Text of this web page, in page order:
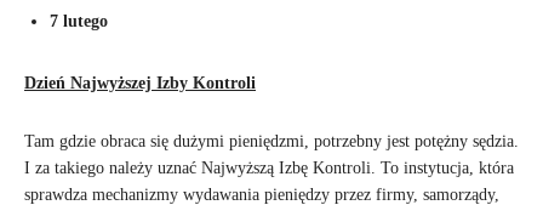
7 lutego
Dzień Najwyższej Izby Kontroli
Tam gdzie obraca się dużymi pieniędzmi, potrzebny jest potężny sędzia.
I za takiego należy uznać Najwyższą Izbę Kontroli. To instytucja, która
sprawdza mechanizmy wydawania pieniędzy przez firmy, samorządy,